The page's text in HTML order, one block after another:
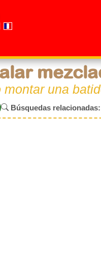
montar una
Búsquedas relacionadas: